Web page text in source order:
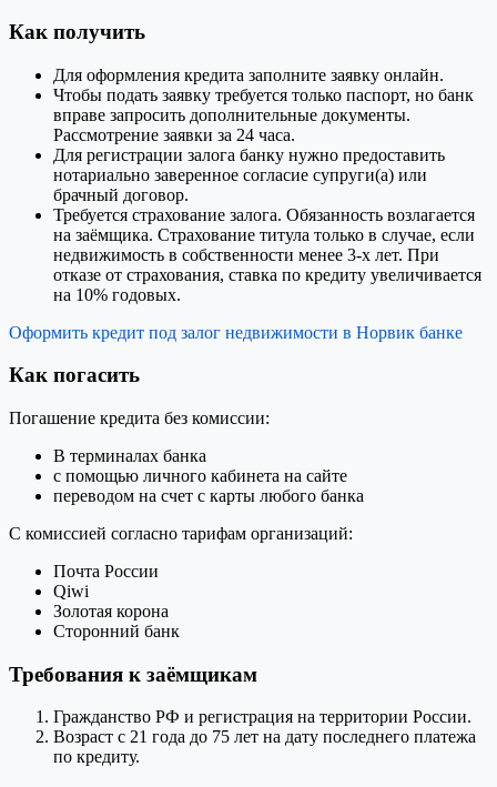
Как получить
Для оформления кредита заполните заявку онлайн.
Чтобы подать заявку требуется только паспорт, но банк
вправе запросить дополнительные документы.
Рассмотрение заявки за 24 часа.
Для регистрации залога банку нужно предоставить
нотариально заверенное согласие супруги(а) или
брачный договор.
Требуется страхование залога. Обязанность возлагается
на заёмщика. Страхование титула только в случае, если
недвижимость в собственности менее 3-х лет. При
отказе от страхования, ставка по кредиту увеличивается
на 10% годовых.
Оформить кредит под залог недвижимости в Норвик банке
Как погасить
Погашение кредита без комиссии:
В терминалах банка
с помощью личного кабинета на сайте
переводом на счет с карты любого банка
С комиссией согласно тарифам организаций:
Почта России
Qiwi
Золотая корона
Сторонний банк
Требования к заёмщикам
Гражданство РФ и регистрация на территории России.
Возраст с 21 года до 75 лет на дату последнего платежа
по кредиту.